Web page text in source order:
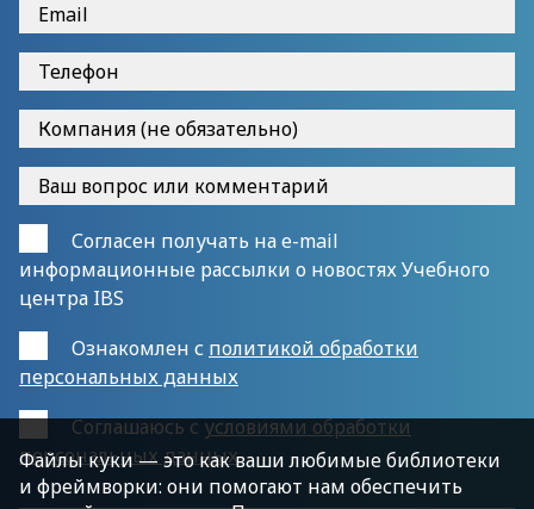
Согласен получать на e-mail
информационные рассылки о новостях Учебного
центра IBS
Ознакомлен с политикой обработки
персональных данных
Cоглашаюсь сусловиями обработки
персональных данных
Файлы куки — это как ваши любимые библиотеки
и фреймворки: они помогают нам обеспечить